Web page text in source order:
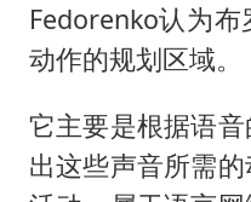
Fedorenko认为
动作的规划区域。
它主要是根据语
出这些声音所需